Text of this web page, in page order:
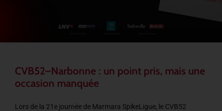
CVB52–Narbonne : un point pris, mais une
occasion manquée
Lors de la 21e journée de Marmara SpikeLigue, le CVB52